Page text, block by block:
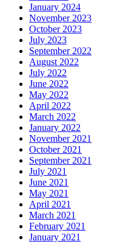
January 2024
November 2023
October 2023
July 2023
September 2022
August 2022
July 2022
June 2022
May 2022
April 2022
March 2022
January 2022
November 2021
October 2021
September 2021
July 2021
June 2021
May 2021
April 2021
March 2021
February 2021
January 2021